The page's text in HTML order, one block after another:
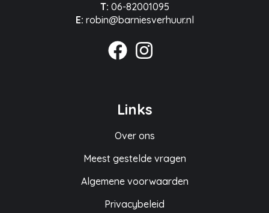
T: 06-82001095
E: robin@barniesverhuur.nl
Links
Over ons
Meest gestelde vragen
Algemene voorwaarden
Privacybeleid